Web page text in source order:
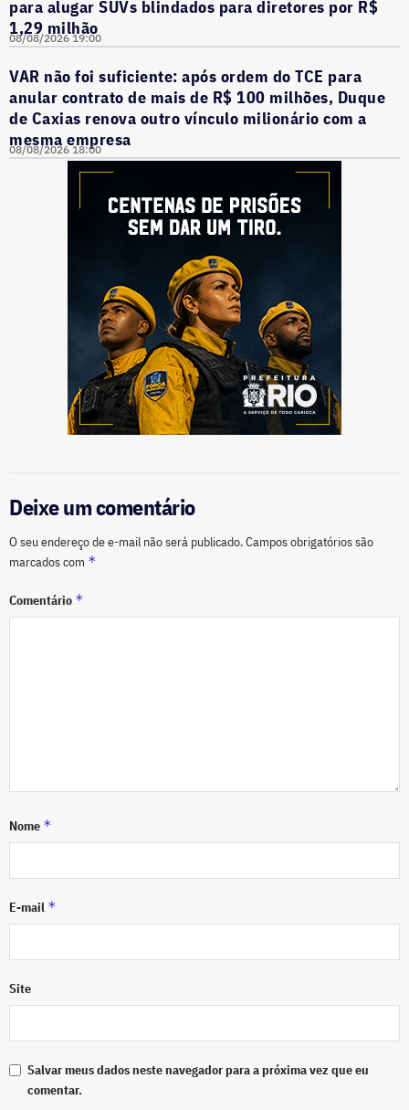
para alugar SUVs blindados para diretores por R$
1,29 milhão
08/08/2026 19:00
VAR não foi suficiente: após ordem do TCE para
anular contrato de mais de R$ 100 milhões, Duque
de Caxias renova outro vínculo milionário com a
mesma empresa
08/08/2026 18:00
Deixe um comentário
O seu endereço de e-mail não será publicado.Campos obrigatórios são
marcados com *
Comentário *
Nome *
E-mail *
Site
Salvar meus dados neste navegador para a próxima vez que eu
comentar.